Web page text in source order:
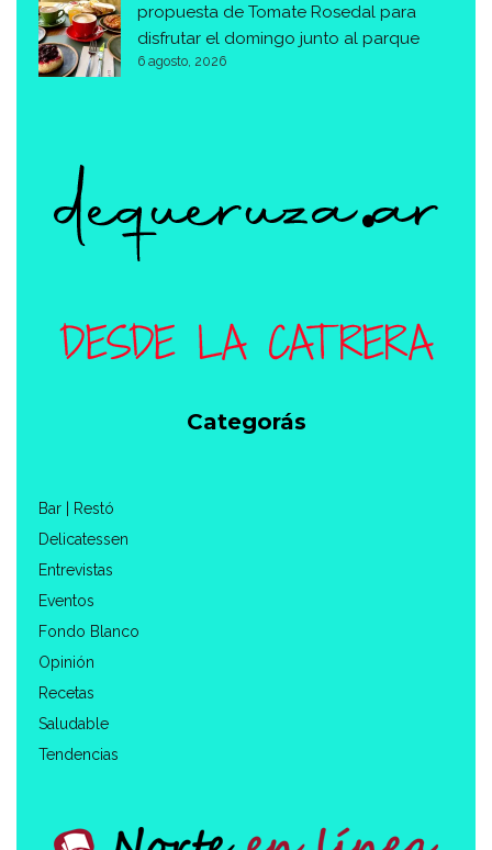
propuesta de Tomate Rosedal para
disfrutar el domingo junto al parque
6 agosto, 2026
Categorás
Bar | Restó
Delicatessen
Entrevistas
Eventos
Fondo Blanco
Opinión
Recetas
Saludable
Tendencias